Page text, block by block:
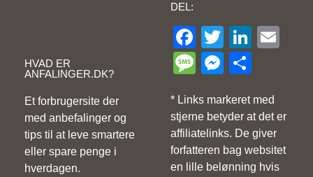
HVAD ER
ANFALINGER.DK?
Et forbrugersite der
med anbefalinger og
tips til at leve smartere
eller spare penge i
hverdagen.
DEL:
Facebook
Twitter
Message
* Links markeret med
stjerne betyder at det er
affiliatelinks. De giver
forfatteren bag websitet
en lille belønning hvis